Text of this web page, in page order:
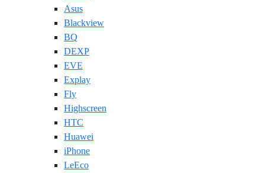
Asus
Blackview
BQ
DEXP
EVE
Explay
Fly
Highscreen
HTC
Huawei
iPhone
LeEco